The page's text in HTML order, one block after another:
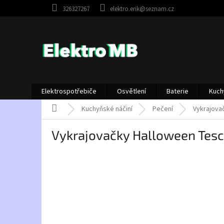
326327267 elektro.erik@seznam.cz
Elektrospotřebiče Osvětlení Baterie
Domů
Kuchyňské náčiní Pečení
Vykrajovačky Halloween